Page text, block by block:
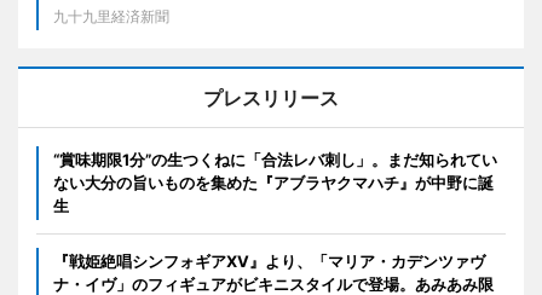
九十九里経済新聞
プレスリリース
“賞味期限1分”の生つくねに「合法レバ刺し」。まだ知られてい
ない大分の旨いものを集めた『アブラヤクマハチ』が中野に誕
生
『戦姫絶唱シンフォギアXV』より、「マリア・カデンツァヴ
ナ・イヴ」のフィギュアがビキニスタイルで登場。あみあみ限